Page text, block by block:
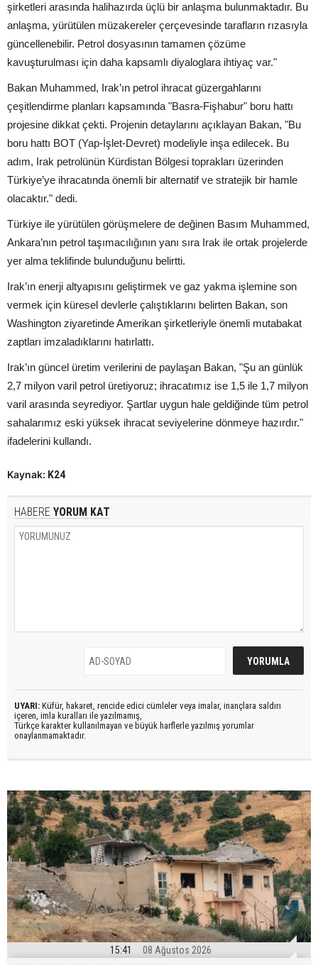
şirketleri arasında halihazırda üçlü bir anlaşma bulunmaktadır. Bu
anlaşma, yürütülen müzakereler çerçevesinde tarafların rızasıyla
güncellenebilir. Petrol dosyasının tamamen çözüme
kavuşturulması için daha kapsamlı diyaloglara ihtiyaç var."
Bakan Muhammed, Irak’ın petrol ihracat güzergahlarını
çeşitlendirme planları kapsamında "Basra-Fişhabur" boru hattı
projesine dikkat çekti. Projenin detaylarını açıklayan Bakan, "Bu
boru hattı BOT (Yap-İşlet-Devret) modeliyle inşa edilecek. Bu
adım, Irak petrolünün Kürdistan Bölgesi toprakları üzerinden
Türkiye’ye ihracatında önemli bir alternatif ve stratejik bir hamle
olacaktır." dedi.
Türkiye ile yürütülen görüşmelere de değinen Basım Muhammed,
Ankara’nın petrol taşımacılığının yanı sıra Irak ile ortak projelerde
yer alma teklifinde bulunduğunu belirtti.
Irak’ın enerji altyapısını geliştirmek ve gaz yakma işlemine son
vermek için küresel devlerle çalıştıklarını belirten Bakan, son
Washington ziyaretinde Amerikan şirketleriyle önemli mutabakat
zaptları imzaladıklarını hatırlattı.
Irak’ın güncel üretim verilerini de paylaşan Bakan, "Şu an günlük
2,7 milyon varil petrol üretiyoruz; ihracatımız ise 1,5 ile 1,7 milyon
varil arasında seyrediyor. Şartlar uygun hale geldiğinde tüm petrol
sahalarımız eski yüksek ihracat seviyelerine dönmeye hazırdır."
ifadelerini kullandı.
Kaynak: K24
HABERE YORUM KAT
UYARI: Küfür, hakaret, rencide edici cümleler veya imalar, inançlara saldırı
içeren, imla kuralları ile yazılmamış,
Türkçe karakter kullanılmayan ve büyük harflerle yazılmış yorumlar
onaylanmamaktadır.
15:41 08 Ağustos 2026